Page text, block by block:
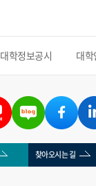
대학정보공시 대
찾아오시는 길